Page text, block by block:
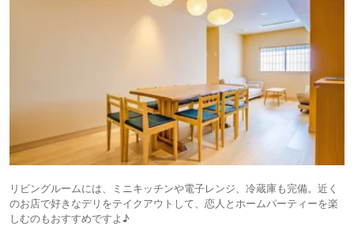
リビングルームには、ミニキッチンや電子レンジ、冷蔵庫も完備。近く
のお店で好きなデリをテイクアウトして、恋人とホームパーティーを楽
しむのもおすすめですよ♪